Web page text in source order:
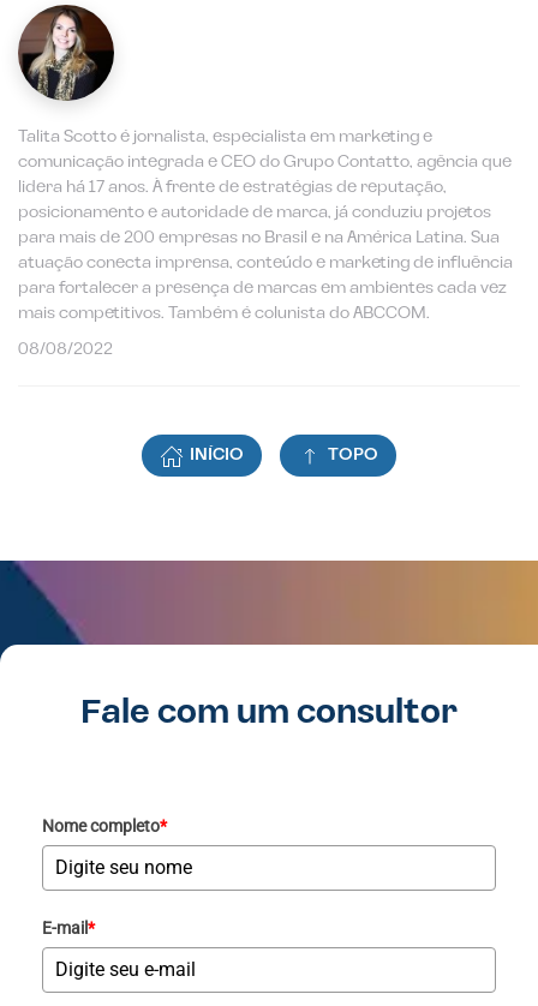
Talita Scotto é jornalista, especialista em marketing e
comunicação integrada e CEO do Grupo Contatto, agência que
lidera há 17 anos. À frente de estratégias de reputação,
posicionamento e autoridade de marca, já conduziu projetos
para mais de 200 empresas no Brasil e na América Latina. Sua
atuação conecta imprensa, conteúdo e marketing de influência
para fortalecer a presença de marcas em ambientes cada vez
mais competitivos. Também é colunista do ABCCOM.
08/08/2022
INÍCIO TOPO
Fale com um consultor
Nome completo*
E-mail*